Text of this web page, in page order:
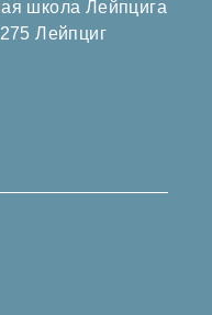
школа Лейпцига
Лейпциг